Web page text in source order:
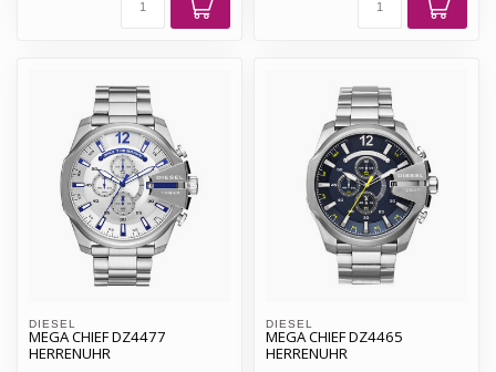
DIESEL
MEGA CHIEF DZ4477
HERRENUHR
DIESEL
MEGA CHIEF DZ4465
HERRENUHR